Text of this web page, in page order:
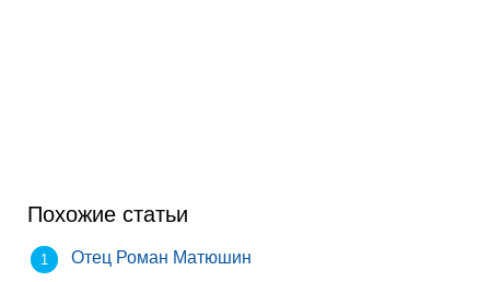
Похожие статьи
Отец Роман Матюшин